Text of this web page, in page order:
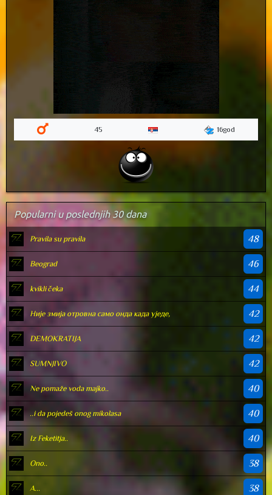
45 16god
Popularni u poslednjih 30 dana
Pravila su pravila 48
Beograd 46
kvikli čeka 44
Није змија отровна само онда када уједе, 42
DEMOKRATIJA 42
SUMNJIVO 42
Ne pomaže voda majko.. 40
..i da pojedeš onog mikolasa 40
Iz Feketitja.. 40
Ono.. 38
А... 38